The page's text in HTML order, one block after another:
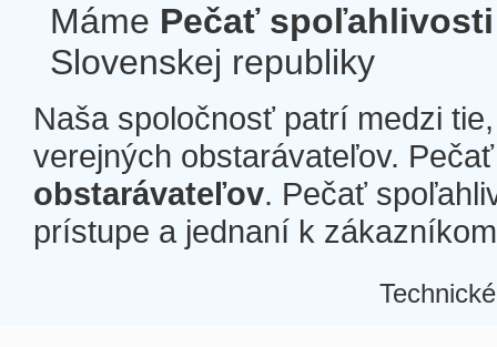
Máme Pečať spoľahlivosti
Slovenskej republiky
Naša spoločnosť patrí medzi
verejných obstarávateľov.
obstarávateľov. Pečať
prístupe a jednaní k